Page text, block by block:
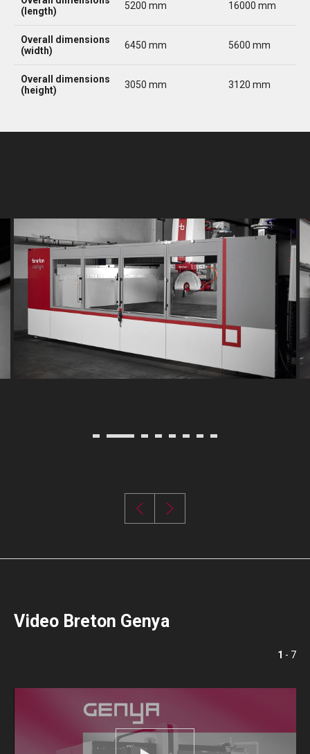
(length)
5200 mm 16000 mm
Overall dimensions
(width)
6450 mm 5600 mm
Overall dimensions
(height)
3050 mm 3120 mm
Video Breton Genya
1 - 7